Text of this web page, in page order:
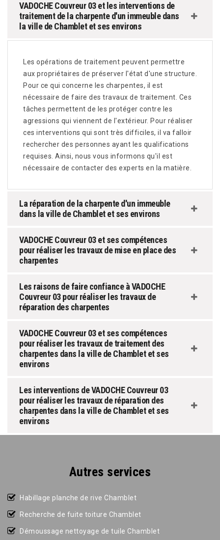
VADOCHE Couvreur 03 et les interventions de
traitement de la charpente d'un immeuble dans
la ville de Chamblet et ses environs
Les opérations de traitement peuvent permettre
aux propriétaires de préserver l'état d'une structure.
Pour ce qui concerne les charpentes, il est
nécessaire de faire des travaux de traitement. Ces
tâches permettent de les protéger contre les
agressions qui viennent de l'extérieur. Pour réaliser
ces interventions qui sont très difficiles, il va falloir
rechercher des personnes ayant les qualifications
requises. Ainsi, nous vous informons qu'il est
nécessaire de contacter des experts en la matière.
La réparation de la charpente d'un immeuble
dans la ville de Chamblet et ses environs
VADOCHE Couvreur 03 et ses compétences
pour réaliser les travaux de mise en place des
charpentes
Les raisons de faire confiance à VADOCHE
Couvreur 03 pour réaliser les travaux de
réparation des charpentes
VADOCHE Couvreur 03 et ses compétences
pour réaliser les travaux de traitement des
charpentes dans la ville de Chamblet et ses
environs
Les interventions de VADOCHE Couvreur 03
pour réaliser les travaux de réparation des
charpentes dans la ville de Chamblet et ses
environs
Autres services
Habillage planche de rive Chamblet
Recherche de fuite toiture Chamblet
Démoussage nettoyage de tuile Chamblet